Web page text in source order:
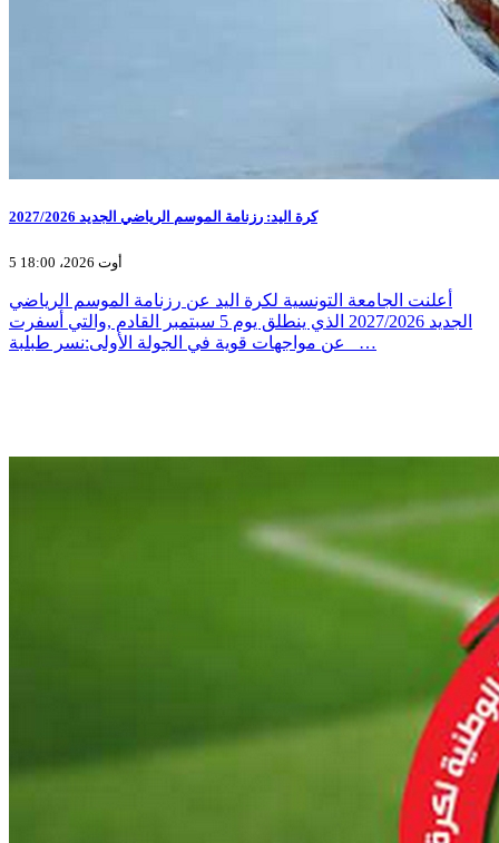
كرة اليد: رزنامة الموسم الرياضي الجديد 2027/2026
5 أوت 2026، 18:00
أعلنت الجامعة التونسية لكرة اليد عن رزنامة الموسم الرياضي
الجديد 2027/2026 الذي ينطلق يوم 5 سبتمبر القادم ,والتي أسفرت
عن مواجهات قوية في الجولة الأولى:نسر طبلبة _…